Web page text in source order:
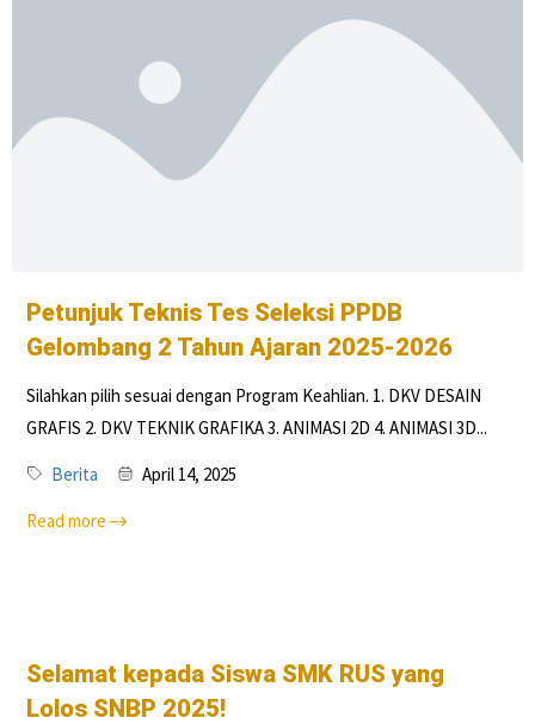
Petunjuk Teknis Tes Seleksi PPDB
Gelombang 2 Tahun Ajaran 2025-2026
Silahkan pilih sesuai dengan Program Keahlian. 1. DKV DESAIN
GRAFIS 2. DKV TEKNIK GRAFIKA 3. ANIMASI 2D 4. ANIMASI 3D...
Berita April 14, 2025
Read more
Selamat kepada Siswa SMK RUS yang
Lolos SNBP 2025!